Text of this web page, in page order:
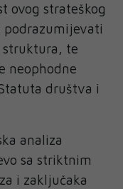
ovog strateškog
podrazumijevati
te
neophodne
društva i
analiza
sa striktnim
i zaključaka